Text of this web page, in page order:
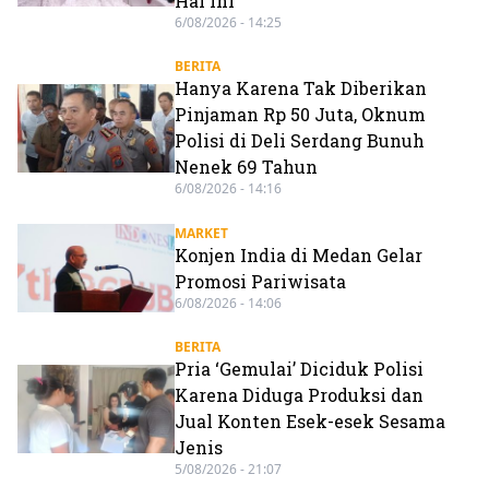
6/08/2026 - 14:25
BERITA
Hanya Karena Tak Diberikan
Pinjaman Rp 50 Juta, Oknum
Polisi di Deli Serdang Bunuh
Nenek 69 Tahun
6/08/2026 - 14:16
MARKET
Konjen India di Medan Gelar
Promosi Pariwisata
6/08/2026 - 14:06
BERITA
Pria ‘Gemulai’ Diciduk Polisi
Karena Diduga Produksi dan
Jual Konten Esek-esek Sesama
Jenis
5/08/2026 - 21:07